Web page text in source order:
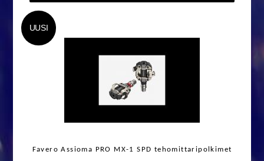
UUSI
Favero Assioma PRO MX-1 SPD tehomittaripolkimet